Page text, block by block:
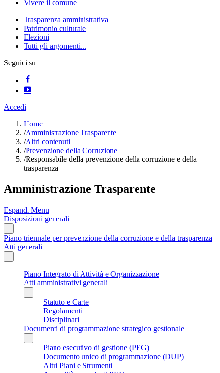
Vivere il comune
Trasparenza amministrativa
Patrimonio culturale
Elezioni
Tutti gli argomenti...
Seguici su
Accedi
Home
/Amministrazione Trasparente
/Altri contenuti
/Prevenzione della Corruzione
/Responsabile della prevenzione della corruzione e della
trasparenza
Amministrazione Trasparente
Espandi Menu
Disposizioni generali
Piano triennale per prevenzione della corruzione e della trasparenza
Atti generali
Piano Integrato di Attività e Organizzazione
Atti amministrativi generali
Statuto e Carte
Regolamenti
Disciplinari
Documenti di programmazione strategico gestionale
Piano esecutivo di gestione (PEG)
Documento unico di programmazione (DUP)
Altri Piani e Strumenti